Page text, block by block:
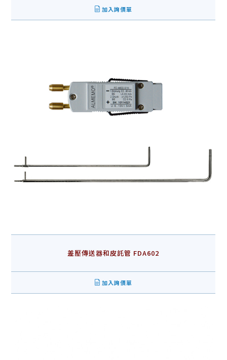
加入詢價單
差壓傳送器和皮託管 FDA602
加入詢價單